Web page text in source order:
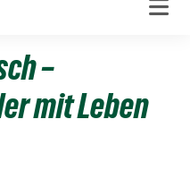
–
mit Leben